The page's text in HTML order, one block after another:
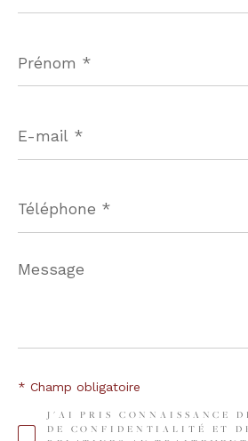
*
mail
*
*
Message
*
J'AI PRIS CONNAISSANCE
DE CONFIDENTIALITÉ ET
* Champ obligatoire